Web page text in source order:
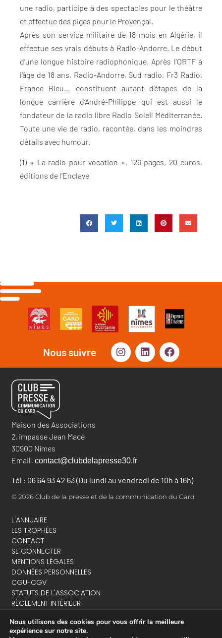
une radio, participe à des spectacles pour le théâtre
et effectue des piges pour le Provençal.
Après son service militaire de 18 mois en Algérie, il
effectue ses vrais débuts à Radio-Andorre. Le début
d’une longue histoire radiophonique. Après l’ORTF à
l’âge de 18 ans, Radio-Andorre, Sud radio, Fr3 Radio,
France Bleu… constituent autant d’étapes de la
longue carrière d’André-Philippe qui est aussi le
fondateur de la radio libre Radio Soleil Méditerranée.
Toute une vie de radio, racontée, dans les moindres
détails avec humour.
(1) « La radio pour vocation », 126 pages, 20 euros,
éditions de l’Enclave
Nous suivre
Maison des Associations
2, impasse Jean Macé
30900 Nîmes
Email: contact@clubdelapresse30.fr
Tél : 06 64 93 42 63 (Du lundi au vendredi de 10h à 16h)
© 2026 Club de la presse et de la communication du Gard
L'ANNUAIRE
LES TROPHÉES
CONTACT
SE CONNECTER
MENTIONS LÉGALES
DONNÉES PERSONNELLES
CGU-CGV
STATUTS DE L'ASSOCIATION
RÈGLEMENT INTÉRIEUR
Nous utilisons des cookies pour vous offrir la meilleure
expérience sur notre site.